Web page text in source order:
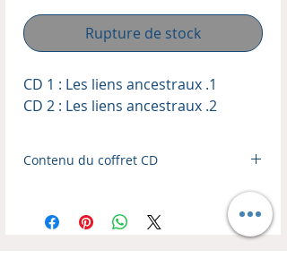
Rupture de stock
CD 1 : Les liens ancestraux .1
CD 2 : Les liens ancestraux .2
Contenu du coffret CD
Format : Coffret de 2 CD audio